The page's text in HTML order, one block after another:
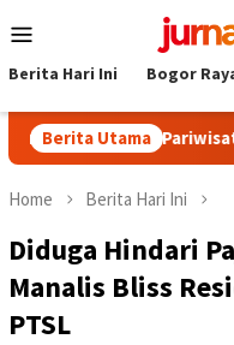
to
Menu
Berita Hari Ini Bogor
Berita Utama
Pariwisata dan
Home Berita Hari Ini
Diduga Hindari
Manalis Bliss
PTSL